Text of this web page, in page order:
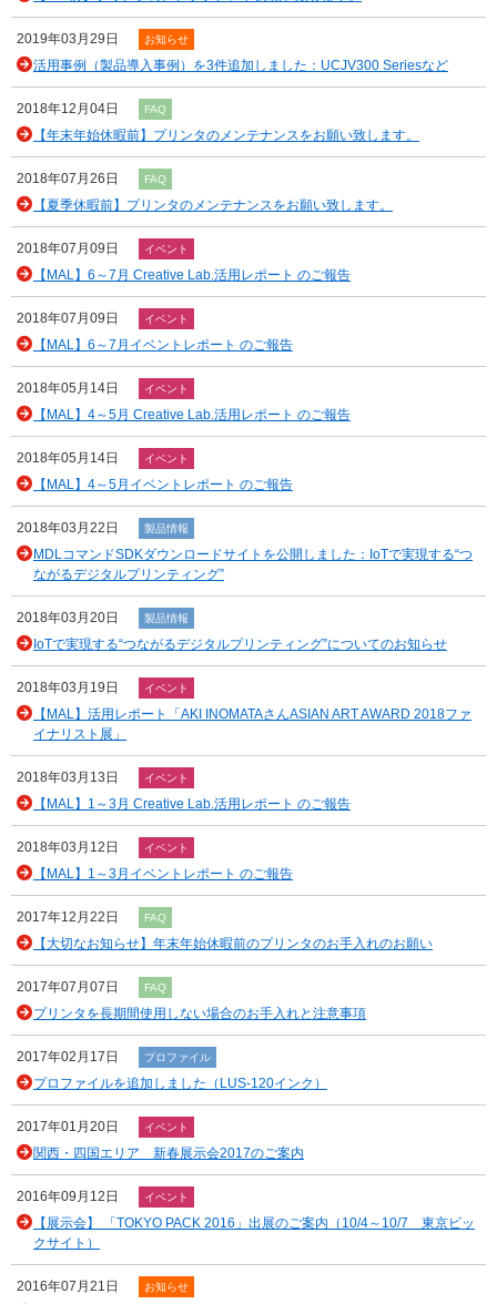
2019年03月29日 お知らせ
活用事例（製品導入事例）を3件追加しました：UCJV300 Seriesなど
2018年12月04日 FAQ
【年末年始休暇前】プリンタのメンテナンスをお願い致します。
2018年07月26日 FAQ
【夏季休暇前】プリンタのメンテナンスをお願い致します。
2018年07月09日 イベント
【MAL】6～7月 Creative Lab.活用レポート のご報告
2018年07月09日 イベント
【MAL】6～7月イベントレポート のご報告
2018年05月14日 イベント
【MAL】4～5月 Creative Lab.活用レポート のご報告
2018年05月14日 イベント
【MAL】4～5月イベントレポート のご報告
2018年03月22日 製品情報
MDLコマンドSDKダウンロードサイトを公開しました：IoTで実現する“つ
ながるデジタルプリンティング”
2018年03月20日 製品情報
IoTで実現する“つながるデジタルプリンティング”についてのお知らせ
2018年03月19日 イベント
【MAL】活用レポート「AKI INOMATAさんASIAN ART AWARD 2018ファ
イナリスト展」
2018年03月13日 イベント
【MAL】1～3月 Creative Lab.活用レポート のご報告
2018年03月12日 イベント
【MAL】1～3月イベントレポート のご報告
2017年12月22日 FAQ
【大切なお知らせ】年末年始休暇前のプリンタのお手入れのお願い
2017年07月07日 FAQ
プリンタを長期間使用しない場合のお手入れと注意事項
2017年02月17日 プロファイル
プロファイルを追加しました（LUS-120インク）
2017年01月20日 イベント
関西・四国エリア 新春展示会2017のご案内
2016年09月12日 イベント
【展示会】 「TOKYO PACK 2016」出展のご案内（10/4～10/7 東京ビッ
クサイト）
2016年07月21日 お知らせ